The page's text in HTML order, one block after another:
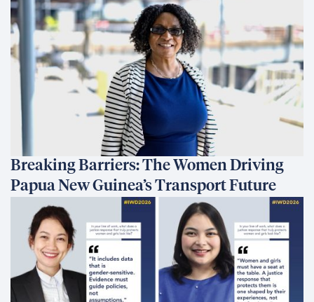
Breaking Barriers: The Women Driving
Papua New Guinea’s Transport Future